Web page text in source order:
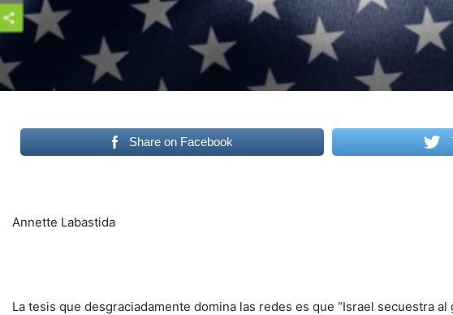
Share on Facebook
Annette Labastida
La tesis que desgraciadamente domina las redes es que “Israel secuestra